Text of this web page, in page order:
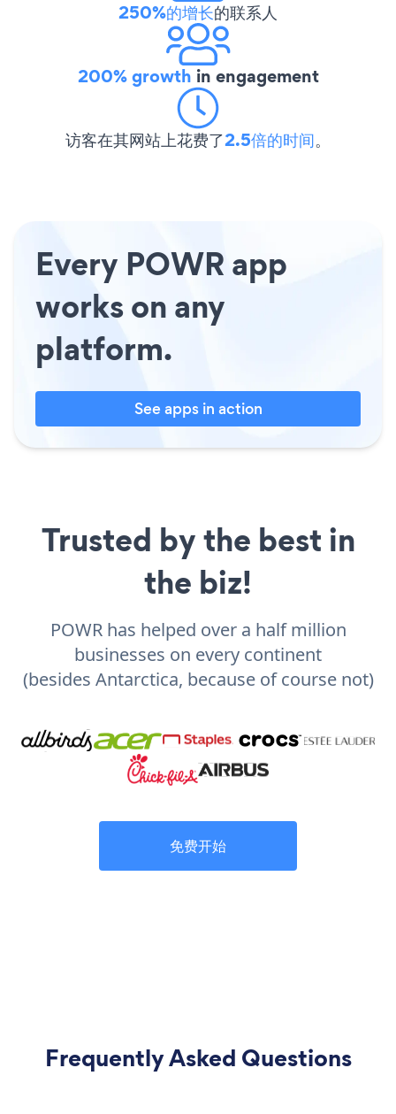
250%的增长的联系人
200% growth in engagement
访客在其网站上花费了2.5倍的时间。
Every POWR app
works on any
platform.
See apps in action
Trusted by the best in
the biz!
POWR has helped over a half million
businesses on every continent
(besides Antarctica, because of course not)
免费开始
Frequently Asked Questions